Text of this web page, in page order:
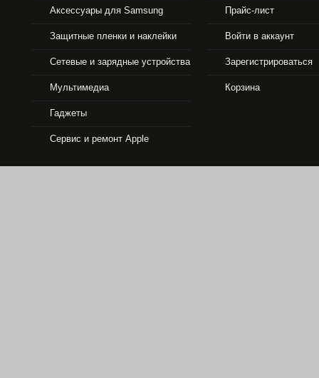
APPLE IPHONE 5S 16GB GOLD
Аксессуары для Samsung
Защитные пленки и наклейки
Сетевые и зарядные устройства
Мультимедиа
Гаджеты
Сервис и ремонт Apple
Прайс-лист
Войти в аккаунт
Зарегистрироваться
Корзина